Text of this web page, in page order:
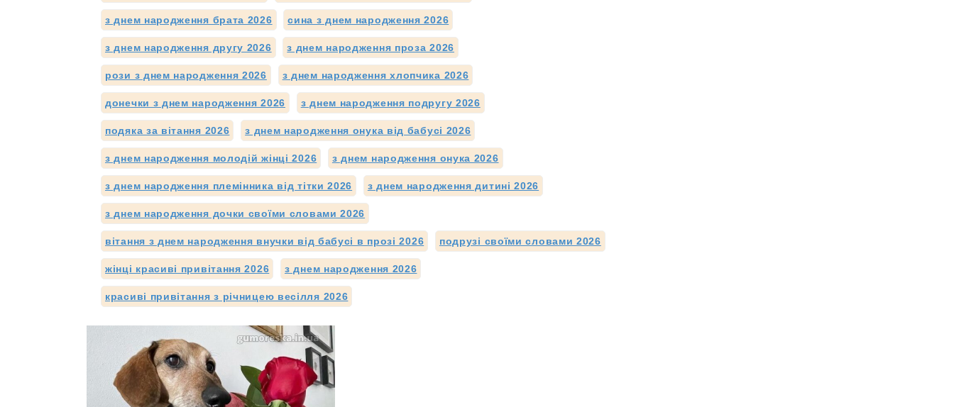
з днем народження брата 2026 сина з днем народження 2026
з днем народження другу 2026 з днем народження проза 2026
рози з днем народження 2026 з днем народження хлопчика 2026
донечки з днем народження 2026 з днем народження подругу 2026
подяка за вітання 2026 з днем народження онука від бабусі 2026
з днем народження молодій жінці 2026 з днем народження онука 2026
з днем народження племінника від тітки 2026 з днем народження дитині 2026
з днем народження дочки своїми словами 2026
вітання з днем народження внучки від бабусі в прозі 2026 подрузі своїми словами 2026
жінці красиві привітання 2026 з днем народження 2026
красиві привітання з річницею весілля 2026